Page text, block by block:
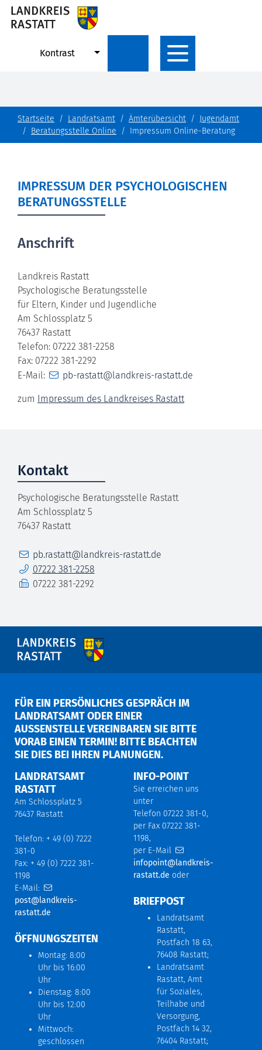
Kontrast
Startseite Landratsamt Ämterübersicht
Jugendamt
Beratungsstelle Online
Impressum Online-Beratung
IMPRESSUM DER PSYCHOLOGISCHEN
BERATUNGSSTELLE
Anschrift
Landkreis Rastatt
Psychologische Beratungsstelle
für Eltern, Kinder und Jugendliche
Am Schlossplatz 5
76437 Rastatt
Telefon: 07222 381-2258
Fax: 07222 381-2292
E-Mail:
pb-rastatt@landkreis-rastatt.de
zum Impressum des Landkreises Rastatt
Kontakt
Psychologische Beratungsstelle Rastatt
Am Schlossplatz 5
76437 Rastatt
E-Mailpb.rastatt@landkreis-rastatt.de
Telefon07222 381-2258
Fax 07222 381-2292
FÜR EIN PERSÖNLICHES GESPRÄCH IM
LANDRATSAMT ODER EINER
AUSSENSTELLE VEREINBAREN SIE BITTE V
ORAB EINEN TERMIN! BITTE BEACHTEN S
IE DIES BEI IHREN PLANUNGEN.
LANDRATSAMT
RASTATT
Am Schlossplatz 5
76437 Rastatt
Telefon: + 49 (0) 7222
381-0
Fax: + 49 (0) 7222 381-
1198
E-Mail:
post@landkreis-
rastatt.de
ÖFFNUNGSZEITEN
Montag: 8:00
Uhr bis 16:00
Uhr
Dienstag: 8:00
Uhr bis 12:00
Uhr
Mittwoch:
geschlossen
INFO-POINT
Sie erreichen uns
unter
Telefon 07222 381-0,
per Fax 07222 381-
1198,
per E-Mail
infopoint@landkreis-
rastatt.de oder
BRIEFPOST
Landratsamt
Rastatt,
Postfach 18 63,
76408 Rastatt;
Landratsamt
Rastatt, Amt
für Soziales,
Teilhabe und
Versorgung,
Postfach 14 32,
76404 Rastatt;